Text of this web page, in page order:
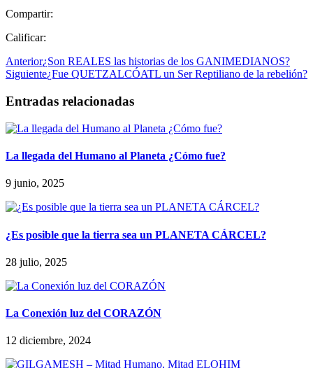
Compartir:
Calificar:
Anterior¿Son REALES las historias de los GANIMEDIANOS?
Siguiente¿Fue QUETZALCÓATL un Ser Reptiliano de la rebelión?
Entradas relacionadas
La llegada del Humano al Planeta ¿Cómo fue?
9 junio, 2025
¿Es posible que la tierra sea un PLANETA CÁRCEL?
28 julio, 2025
La Conexión luz del CORAZÓN
12 diciembre, 2024